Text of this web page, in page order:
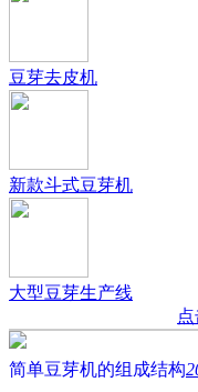
豆芽去皮机
新款斗式豆芽机
大型豆芽生产线
简单豆芽机的组成结构